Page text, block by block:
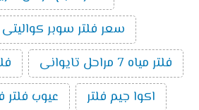
سعر فلتر سوبر كواليتى 7 مراحل
فلتر مياه 7 مراحل تايوانى
اكوا جيم فلتر
عيوب فلتر